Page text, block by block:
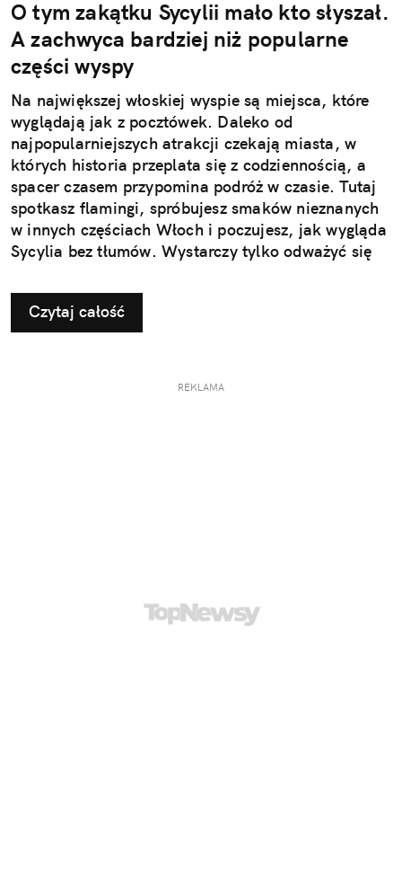
O tym zakątku Sycylii mało kto słyszał.
A zachwyca bardziej niż popularne
części wyspy
Na największej włoskiej wyspie są miejsca, które
wyglądają jak z pocztówek. Daleko od
najpopularniejszych atrakcji czekają miasta, w
których historia przeplata się z codziennością, a
spacer czasem przypomina podróż w czasie. Tutaj
spotkasz flamingi, spróbujesz smaków nieznanych
w innych częściach Włoch i poczujesz, jak wygląda
Sycylia bez tłumów. Wystarczy tylko odważyć się
Czytaj całość
REKLAMA